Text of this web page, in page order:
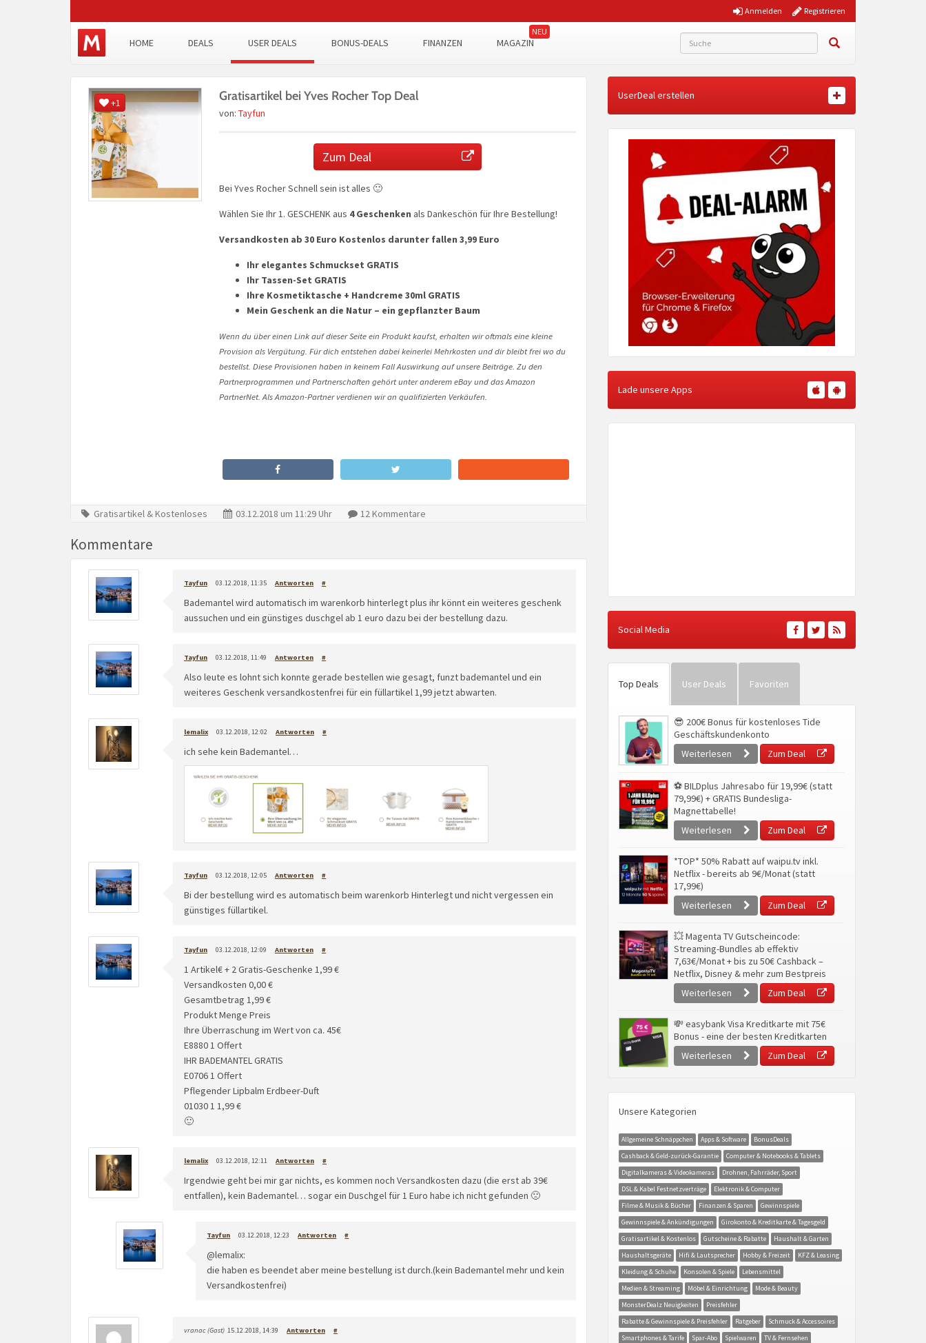
Registrieren
Anmelden
HOME DEALS USER DEALS BONUS-DEALS FINANZEN MAGAZIN
+1 Gratisartikel bei Yves Rocher Top Deal
von: Tayfun
Zum Deal
Bei Yves Rocher Schnell sein ist alles 🙂
Wählen Sie Ihr 1. GESCHENK aus 4 Geschenken als Dankeschön für Ihre Bestellung!
Versandkosten ab 30 Euro Kostenlos darunter fallen 3,99 Euro
Ihr elegantes Schmuckset GRATIS
Ihr Tassen-Set GRATIS
Ihre Kosmetiktasche + Handcreme 30ml GRATIS
Mein Geschenk an die Natur – ein gepflanzter Baum
Wenn du über einen Link auf dieser Seite ein Produkt kaufst, erhalten wir oftmals eine kleine
Provision als Vergütung. Für dich entstehen dabei keinerlei Mehrkosten und dir bleibt frei wo du
bestellst. Diese Provisionen haben in keinem Fall Auswirkung auf unsere Beiträge. Zu den
Partnerprogrammen und Partnerschaften gehört unter anderem eBay und das Amazon
PartnerNet. Als Amazon-Partner verdienen wir an qualifizierten Verkäufen.
Gratisartikel & Kostenloses 03.12.2018 um 11:29 Uhr 12 Kommentare
Kommentare
Tayfun 03.12.2018, 11:35 Antworten #
Bademantel wird automatisch im warenkorb hinterlegt plus ihr könnt ein weiteres geschenk
aussuchen und ein günstiges duschgel ab 1 euro dazu bei der bestellung dazu.
Tayfun 03.12.2018, 11:49 Antworten #
Also leute es lohnt sich konnte gerade bestellen wie gesagt, funzt bademantel und ein
weiteres Geschenk versandkostenfrei für ein füllartikel 1,99 jetzt abwarten.
lemalix 03.12.2018, 12:02 Antworten #
ich sehe kein Bademantel…
Tayfun 03.12.2018, 12:05 Antworten #
Bi der bestellung wird es automatisch beim warenkorb Hinterlegt und nicht vergessen ein
günstiges füllartikel.
Tayfun 03.12.2018, 12:09 Antworten #
1 Artikel€ + 2 Gratis-Geschenke 1,99 €
Versandkosten 0,00 €
Gesamtbetrag 1,99 €
Produkt Menge Preis
Ihre Überraschung im Wert von ca. 45€
E8880 1 Offert
IHR BADEMANTEL GRATIS
E0706 1 Offert
Pflegender Lipbalm Erdbeer-Duft
01030 1 1,99 €
🙂
lemalix 03.12.2018, 12:11 Antworten #
Irgendwie geht bei mir gar nichts, es kommen noch Versandkosten dazu (die erst ab 39€
entfallen), kein Bademantel… sogar ein Duschgel für 1 Euro habe ich nicht gefunden 🙁
Tayfun 03.12.2018, 12:23 Antworten #
@lemalix:
die haben es beendet aber meine bestellung ist durch.(kein Bademantel mehr und kein
Versandkostenfrei)
vranac (Gast) 15.12.2018, 14:39 Antworten #
UserDeal erstellen
Lade unsere Apps
Social Media
Top Deals User Deals Favoriten
😎 200€ Bonus für kostenloses Tide
Geschäftskundenkonto
Weiterlesen
Zum Deal
⚽ BILDplus Jahresabo für 19,99€ (statt
79,99€) + GRATIS Bundesliga-
Magnettabelle!
Weiterlesen
Zum Deal
*TOP* 50% Rabatt auf waipu.tv inkl.
Netflix - bereits ab 9€/Monat (statt
17,99€)
Weiterlesen
Zum Deal
💥 Magenta TV Gutscheincode:
Streaming-Bundles ab effektiv
7,63€/Monat + bis zu 50€ Cashback –
Netflix, Disney & mehr zum Bestpreis
Weiterlesen
Zum Deal
💸 easybank Visa Kreditkarte mit 75€
Bonus - eine der besten Kreditkarten
Weiterlesen
Zum Deal
Unsere Kategorien
Allgemeine Schnäppchen Apps & Software
BonusDeals
Cashback & Geld-zurück-Garantie
Computer & Notebooks & Tablets
Digitalkameras & Videokameras
Drohnen, Fahrräder, Sport
DSL & Kabel Festnetzverträge
Elektronik & Computer
Filme & Musik & Bücher
Finanzen & Sparen
Gewinnspiele
Gewinnspiele & Ankündigungen
Girokonto & Kreditkarte & Tagesgeld
Gratisartikel & Kostenlos
Gutscheine & Rabatte
Haushalt & Garten
Haushaltsgeräte
Hifi & Lautsprecher Hobby & Freizeit
KFZ & Leasing
Kleidung & Schuhe
Konsolen & Spiele
Lebensmittel
Medien & Streaming
Möbel & Einrichtung
Mode & Beauty
MonsterDealz Neuigkeiten
Preisfehler
Rabatte & Gewinnspiele & Preisfehler
Ratgeber
Schmuck & Accessoires
Smartphones & Tarife
Spar-Abo Spielwaren
TV & Fernsehen